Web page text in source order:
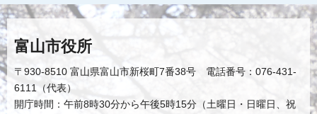
富山市役所
〒930-8510 富山県富山市新桜町7番38号 電話番号：076-431-
6111（代表）
開庁時間：午前8時30分から午後5時15分（土曜日・日曜日、祝